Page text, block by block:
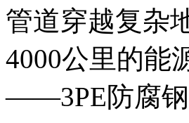
管道穿越复杂
4000公里的能
——3PE防腐钢